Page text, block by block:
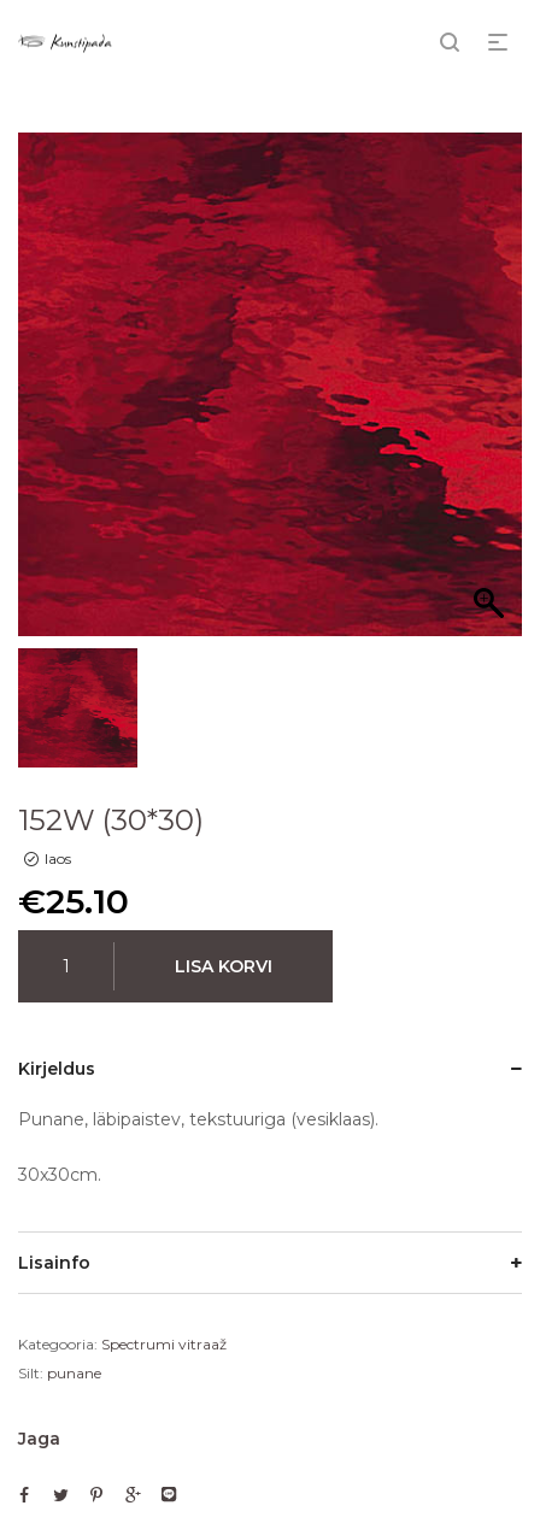
152W (30*30)
laos
€25.10
LISA KORVI
Kirjeldus
Punane, läbipaistev, tekstuuriga (vesiklaas).
30x30cm.
Lisainfo
Kategooria: Spectrumi vitraaž
Silt: punane
Jaga